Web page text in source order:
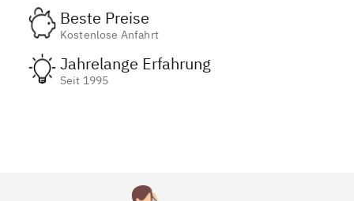
Beste Preise
Kostenlose Anfahrt
Jahrelange Erfahrung
Seit 1995